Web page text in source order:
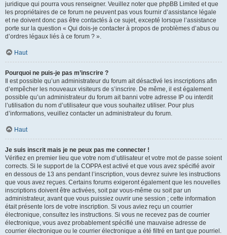
juridique qui pourra vous renseigner. Veuillez noter que phpBB Limited et que
les propriétaires de ce forum ne peuvent pas vous fournir d’assistance légale
et ne doivent donc pas être contactés à ce sujet, excepté lorsque l’assistance
porte sur la question « Qui dois-je contacter à propos de problèmes d’abus ou
d’ordres légaux liés à ce forum ? ».
Haut
Pourquoi ne puis-je pas m’inscrire ?
Il est possible qu’un administrateur du forum ait désactivé les inscriptions afin
d’empêcher les nouveaux visiteurs de s’inscrire. De même, il est également
possible qu’un administrateur du forum ait banni votre adresse IP ou interdit
l’utilisation du nom d’utilisateur que vous souhaitez utiliser. Pour plus
d’informations, veuillez contacter un administrateur du forum.
Haut
Je suis inscrit mais je ne peux pas me connecter !
Vérifiez en premier lieu que votre nom d’utilisateur et votre mot de passe soient
corrects. Si le support de la COPPA est activé et que vous avez spécifié avoir
en dessous de 13 ans pendant l’inscription, vous devrez suivre les instructions
que vous avez reçues. Certains forums exigeront également que les nouvelles
inscriptions doivent être activées, soit par vous-même ou soit par un
administrateur, avant que vous puissiez ouvrir une session ; cette information
était présente lors de votre inscription. Si vous aviez reçu un courrier
électronique, consultez les instructions. Si vous ne recevez pas de courrier
électronique, vous avez probablement spécifié une mauvaise adresse de
courrier électronique ou le courrier électronique a été filtré en tant que pourriel.